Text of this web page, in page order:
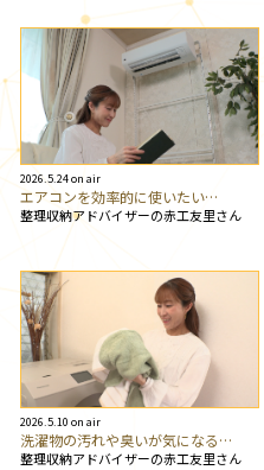
2026.5.24 on air
エアコンを効率的に使いたい…
整理収納アドバイザーの赤工友里さん
2026.5.10 on air
洗濯物の汚れや臭いが気になる…
整理収納アドバイザーの赤工友里さん